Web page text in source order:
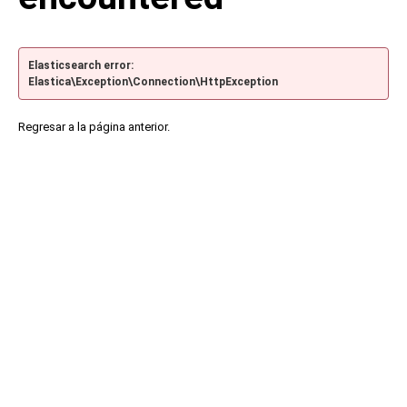
Elasticsearch error:
Elastica\Exception\Connection\HttpException
Regresar a la página anterior.